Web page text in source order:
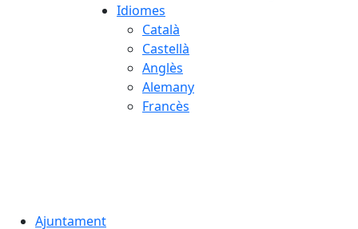
Idiomes
Català
Castellà
Anglès
Alemany
Francès
Ajuntament